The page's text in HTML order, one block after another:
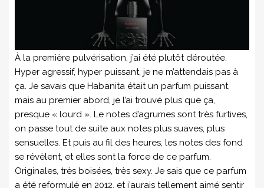
À la première pulvérisation, j’ai été plutôt déroutée.
Hyper agressif, hyper puissant, je ne m’attendais pas à
ça. Je savais que Habanita était un parfum puissant,
mais au premier abord, je l’ai trouvé plus que ça,
presque « lourd ». Le notes d’agrumes sont très furtives,
on passe tout de suite aux notes plus suaves, plus
sensuelles. Et puis au fil des heures, les notes des fond
se révèlent, et elles sont la force de ce parfum.
Originales, très boisées, très sexy. Je sais que ce parfum
a été reformulé en 2012, et j’aurais tellement aimé sentir